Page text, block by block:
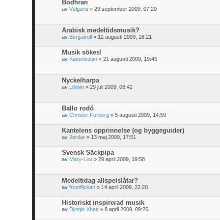
Bodhran
av Vulgaris » 29 september 2009, 07:20
Arabisk medeltidsmusik?
av Bergatroll » 12 augusti 2009, 18:21
Musik sökes!
av Kanonkulan » 21 augusti 2009, 19:45
Nyckelharpa
av Lilliwin » 29 juli 2009, 08:42
Ballo rodó
av Christer Furberg » 5 augusti 2009, 14:59
Kantelens opprinnelse (og byggeguider)
av Jardar » 13 maj 2009, 17:51
Svensk Säckpipa
av Mary-Lou » 29 april 2009, 19:58
Medeltidag allspelslåtar?
av frostflickan » 14 april 2009, 22:20
Historiskt inspirerad musik
av Djingis Khan » 8 april 2009, 09:26